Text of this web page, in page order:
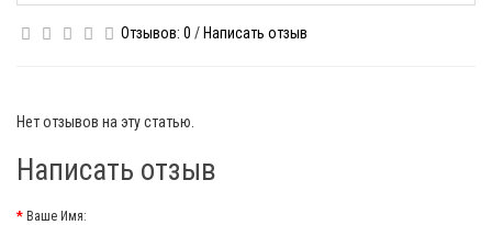
Отзывов: 0 /Написать отзыв
Нет отзывов на эту статью.
Написать отзыв
Ваше Имя: